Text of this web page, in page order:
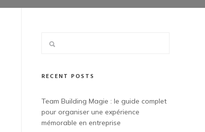
RECENT POSTS
Team Building Magie : le guide complet
pour organiser une expérience
mémorable en entreprise